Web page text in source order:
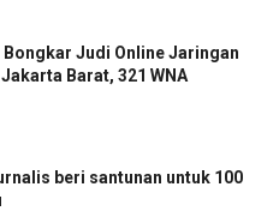
Judi Online Jaringan
Barat, 321 WNA
beri santunan untuk 100